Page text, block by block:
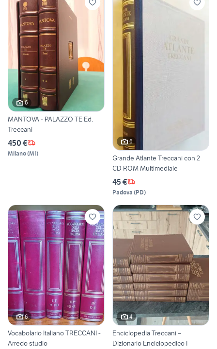
6
MANTOVA - PALAZZO TE Ed.
Treccani
450 €
Milano(MI)
6
Grande Atlante Treccani con 2
CD ROM Multimediale
45 €
Padova (PD)
6
Vocabolario Italiano TRECCANI -
Arredo studio
4
Enciclopedia Treccani –
Dizionario Enciclopedico I